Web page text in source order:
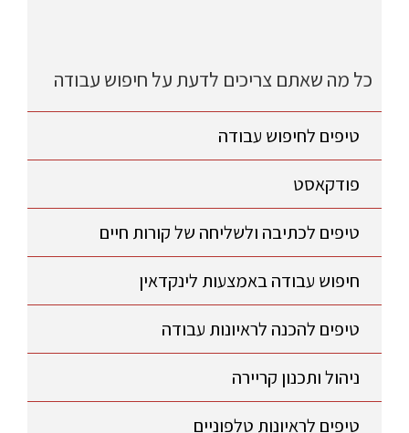
כל מה שאתם צריכים לדעת על חיפוש עבודה
טיפים לחיפוש עבודה
פודקאסט
טיפים לכתיבה ולשליחה של קורות חיים
חיפוש עבודה באמצעות לינקדאין
טיפים להכנה לראיונות עבודה
ניהול ותכנון קריירה
טיפים לראיונות טלפוניים